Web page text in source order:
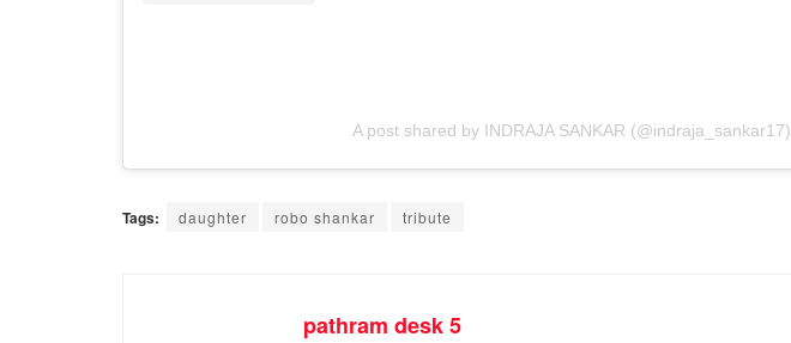
A post shared by INDRAJA SANKAR (@indraja_sankar17)
Tags: daughter robo shankar tribute
pathram desk 5